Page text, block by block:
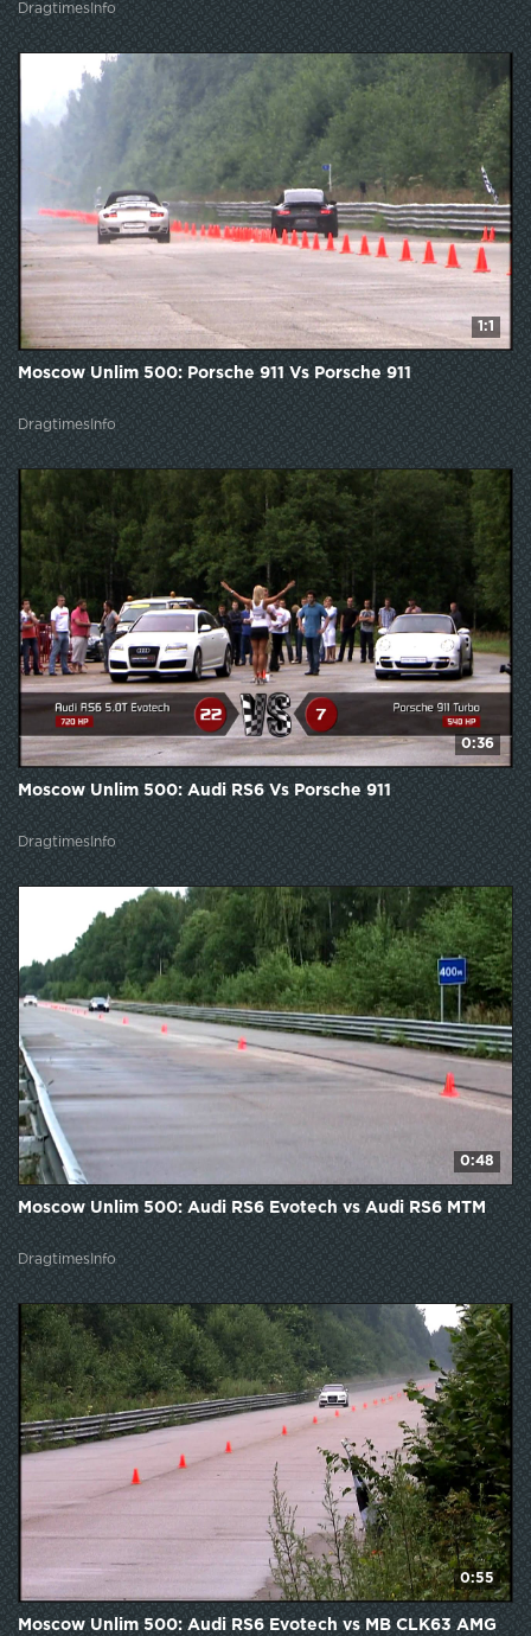
DragtimesInfo
1:1
Moscow Unlim 500: Porsche 911 Vs Porsche 911
DragtimesInfo
0:36
Moscow Unlim 500: Audi RS6 Vs Porsche 911
DragtimesInfo
0:48
Moscow Unlim 500: Audi RS6 Evotech vs Audi RS6 MTM
DragtimesInfo
0:55
Moscow Unlim 500: Audi RS6 Evotech vs MB CLK63 AMG